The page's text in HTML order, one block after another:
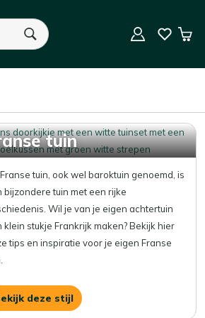
in uw winkelwagen.
tuin
tuin, ook wel baroktuin genoemd, is
bijzondere tuin met een rijke
Wil je van je eigen achtertuin
klein stukje Frankrijk maken? Bekijk hier
tips en inspiratie voor je eigen Franse
deze stijl